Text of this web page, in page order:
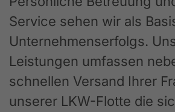
Service sehen wir als
Unternehmenserfolgs.
Leistungen umfassen
schnellen Versand Ihrer
unserer LKW-Flotte die